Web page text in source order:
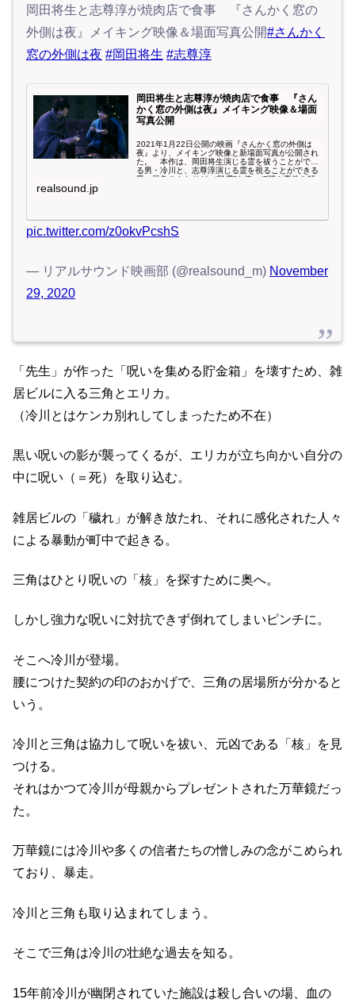
岡田将生と志尊淳が焼肉店で食事 『さんかく窓の
外側は夜』メイキング映像＆場面写真公開#さんかく
窓の外側は夜 #岡田将生 #志尊淳
岡田将生と志尊淳が焼肉店で食事 『さん
かく窓の外側は夜』メイキング映像＆場面
写真公開
2021年1月22日公開の映画『さんかく窓の外側は
夜』より、メイキング映像と新場面写真が公開され
た。 本作は、岡田将生演じる霊を祓うことができ
る男・冷川と、志尊淳演じる霊を視ることができる
男・三角のふたりが、“除霊”を使って謎や事件を解
realsound.jp
pic.twitter.com/z0okvPcshS
— リアルサウンド映画部 (@realsound_m) November
29, 2020
「先生」が作った「呪いを集める貯金箱」を壊すため、雑
居ビルに入る三角とエリカ。
（冷川とはケンカ別れしてしまったため不在）
黒い呪いの影が襲ってくるが、エリカが立ち向かい自分の
中に呪い（＝死）を取り込む。
雑居ビルの「穢れ」が解き放たれ、それに感化された人々
による暴動が町中で起きる。
三角はひとり呪いの「核」を探すために奥へ。
しかし強力な呪いに対抗できず倒れてしまいピンチに。
そこへ冷川が登場。
腰につけた契約の印のおかげで、三角の居場所が分かると
いう。
冷川と三角は協力して呪いを祓い、元凶である「核」を見
つける。
それはかつて冷川が母親からプレゼントされた万華鏡だっ
た。
万華鏡には冷川や多くの信者たちの憎しみの念がこめられ
ており、暴走。
冷川と三角も取り込まれてしまう。
そこで三角は冷川の壮絶な過去を知る。
15年前冷川が幽閉されていた施設は殺し合いの場、血の